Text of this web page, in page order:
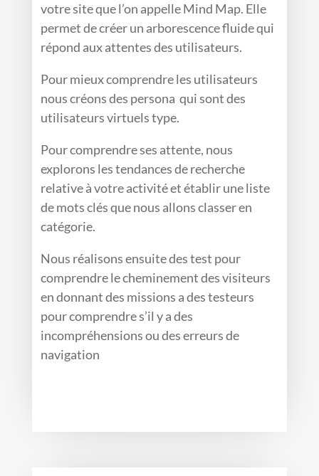
votre site que l’on appelle Mind Map. Elle
permet de créer un arborescence fluide qui
répond aux attentes des utilisateurs.
Pour mieux comprendre les utilisateurs
nous créons des persona qui sont des
utilisateurs virtuels type.
Pour comprendre ses attente, nous
explorons les tendances de recherche
relative à votre activité et établir une liste
de mots clés que nous allons classer en
catégorie.
Nous réalisons ensuite des test pour
comprendre le cheminement des visiteurs
en donnant des missions a des testeurs
pour comprendre s’il y a des
incompréhensions ou des erreurs de
navigation